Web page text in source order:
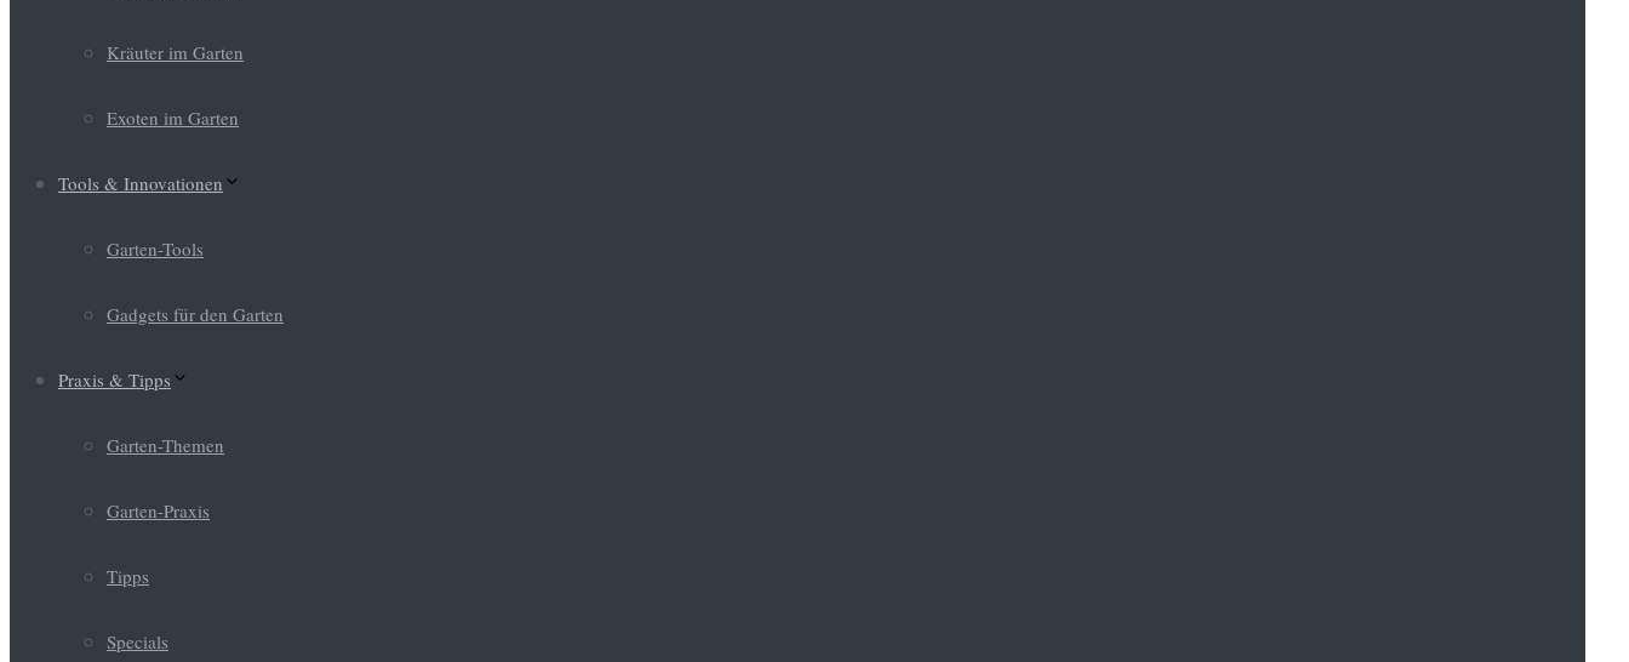
Kräuter im Garten
Exoten im Garten
Tools & Innovationen
Garten-Tools
Gadgets für den Garten
Praxis & Tipps
Garten-Themen
Garten-Praxis
Tipps
Specials